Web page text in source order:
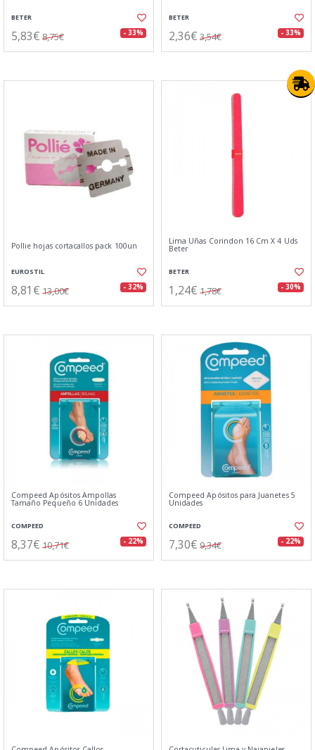
BETER
5,83€ 8,75€ - 33%
BETER
2,36€ 3,54€ - 33%
Pollie hojas cortacallos pack 100un
EUROSTIL
8,81€ 13,00€ - 32%
Lima Uñas Corindon 16 Cm X 4 Uds
Beter
BETER
1,24€ 1,78€ - 30%
Compeed Apósitos Ampollas
Tamaño Pequeño 6 Unidades
COMPEED
8,37€ 10,71€ - 22%
Compeed Apósitos para Juanetes 5
Unidades
COMPEED
7,30€ 9,34€ - 22%